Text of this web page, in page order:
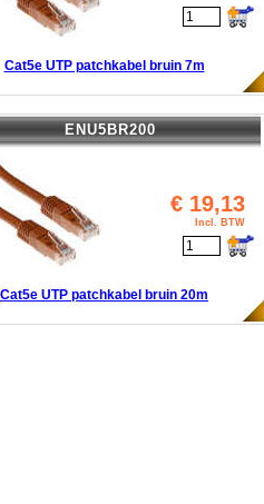
Cat5e UTP patchkabel bruin 7m
ENU5BR200
€ 19,13
Incl. BTW
Cat5e UTP patchkabel bruin 20m